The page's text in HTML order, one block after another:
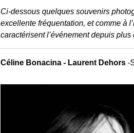
Ci-dessous quelques souvenirs
excellente fréquentation, et comme à
caractérisent l’événement depuis
Céline Bonacina - Laurent Dehors -